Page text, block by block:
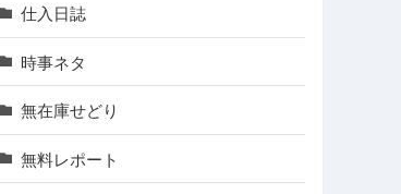
仕入日誌
時事ネタ
無在庫せどり
無料レポート